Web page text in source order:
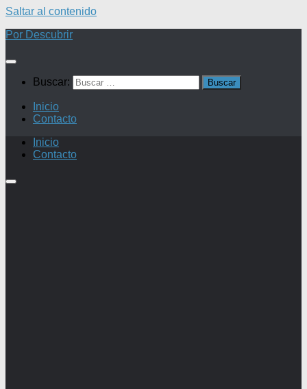
Saltar al contenido
Por Descubrir
Buscar:
Inicio
Contacto
Inicio
Contacto